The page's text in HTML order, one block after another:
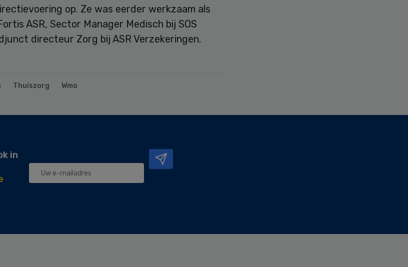
op. Ze was eerder werkzaam als
ASR, Sector Manager Medisch bij SOS
directeur Zorg bij ASR Verzekeringen.
Thuiszorg Wmo
in